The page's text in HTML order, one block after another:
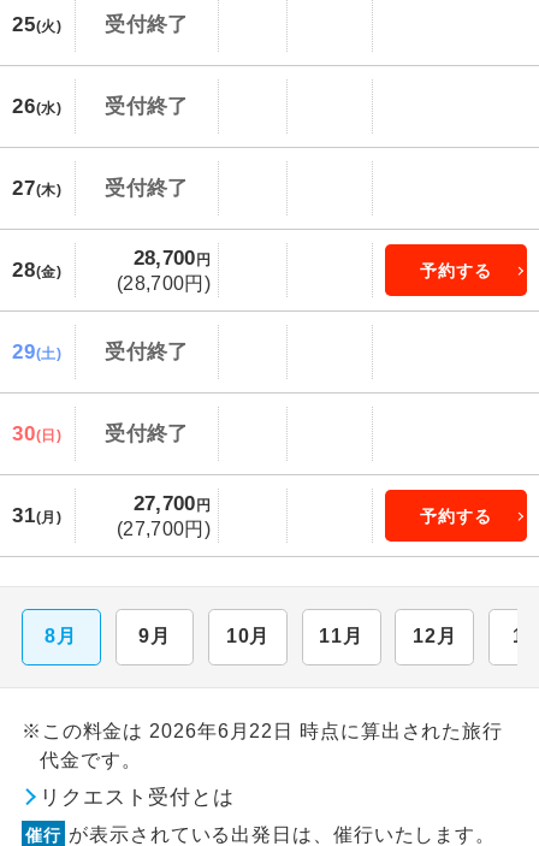
25(火) 受付終了
26(水) 受付終了
27(木) 受付終了
28(金)
28,700円
(28,700円)
予約する
29(土) 受付終了
30(日) 受付終了
31(月)
27,700円
(27,700円)
予約する
8月 9月 10月 11月 12月 1
※この料金は 2026年6月22日 時点に算出された旅行
代金です。
リクエスト受付とは
催行 が表示されている出発日は、催行いたします。